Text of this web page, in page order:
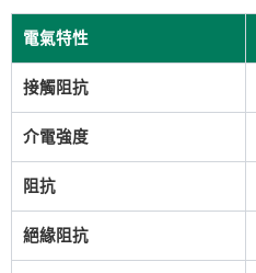
電氣特性
接觸阻抗
介電強度
阻抗
絕緣阻抗